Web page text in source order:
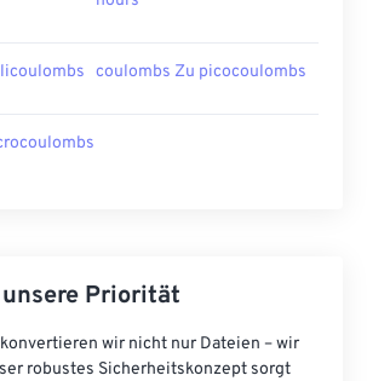
coulombs Zu picocoulombs
Priorität
wir nicht nur Dateien – wir
robustes Sicherheitskonzept sorgt